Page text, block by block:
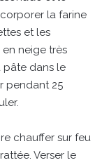
la farine
et les
neige très
pâte dans le
pendant 25
chauffer sur feu
Verser le